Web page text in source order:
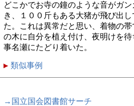
どこかでお寺の鐘のような音がガン
き、１００斤もある大猪が飛び出し
た。これは異常だと思い、着物の帯
の木に自分を植え付け、夜明けを待
事名瀬にたどり着いた。
類似事例
→国立国会図書館サーチ